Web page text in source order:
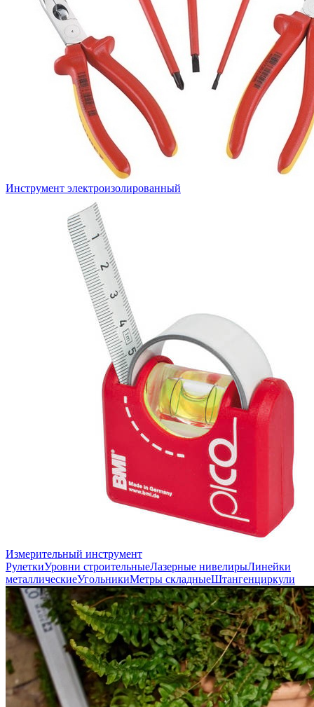
Инструмент электроизолированный
Измерительный инструмент
РулеткиУровни строительныеЛазерные нивелирыЛинейки
металлическиеУгольникиМетры складныеШтангенциркули